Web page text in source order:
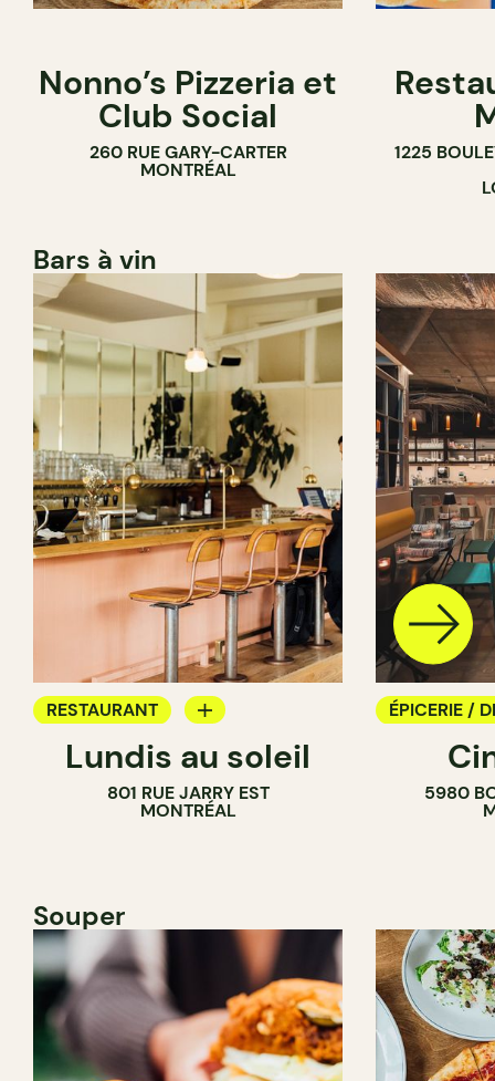
Nonno’s Pizzeria et
Club Social
260 RUE GARY-CARTER
MONTRÉAL
1225
Bars à vin
RESTAURANT
BAR À VIN
Lundis au soleil
801 RUE JARRY EST
MONTRÉAL
ÉPICERIE /
COMPTOIR
CAVISTE
5980
Souper